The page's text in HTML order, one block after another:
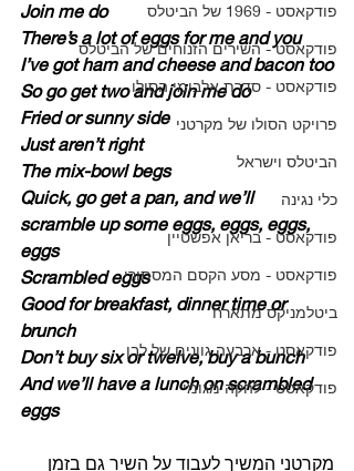
פודקאסט - 1969 של הביטלס
פודקאסט - השירים הזנוחים של הביטלס
פודקאסט - סדרת אלבומי הסולו
פרויקט הסולו של מקרטני
הביטלס וישראל
כלי נגינה
פודקאסט - בריאן אפשטיין
פודקאסט - מסע הקסם המסתורי
ביטלמניקס מתארח
פודקאסט - ארבעה גוונים של לבן
פודקאסט - להקה מגומי
Join me do
There’s a lot of eggs for me and you
I’ve got ham and cheese and bacon too
So go get two and join me do
Fried or sunny side
Just aren’t right
The mix-bowl begs
Quick, go get a pan, and we’ll
scramble up some eggs, eggs, eggs,
eggs
Scrambled eggs
Good for breakfast, dinner time or
brunch
Don’t buy six or twelve, buy a bunch
And we’ll have a lunch on scrambled
eggs
מקרטני המשיך לעבוד על השיר גם בזמן